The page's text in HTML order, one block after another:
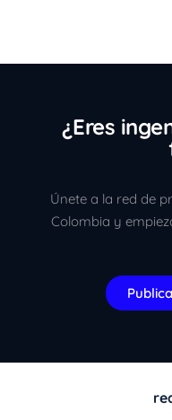
¿Eres
Únete a la red de
Colombia y